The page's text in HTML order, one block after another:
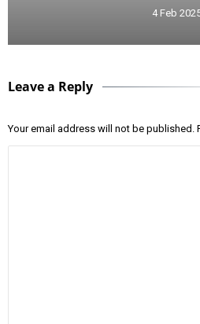
4 Feb
Leave a Reply
Your email address will not be published.